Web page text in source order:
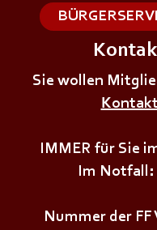
Sie wollen
Kontakt
IMMER für Sie
Im Notfall:
Nummer der